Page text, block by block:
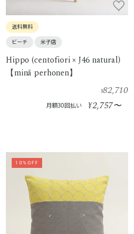
送料無料
ビーチ
米子店
Hippo (centofiori × J46 natural)
【minä perhonen】
¥82,710
月額30回払い ¥2,757〜
10%OFF